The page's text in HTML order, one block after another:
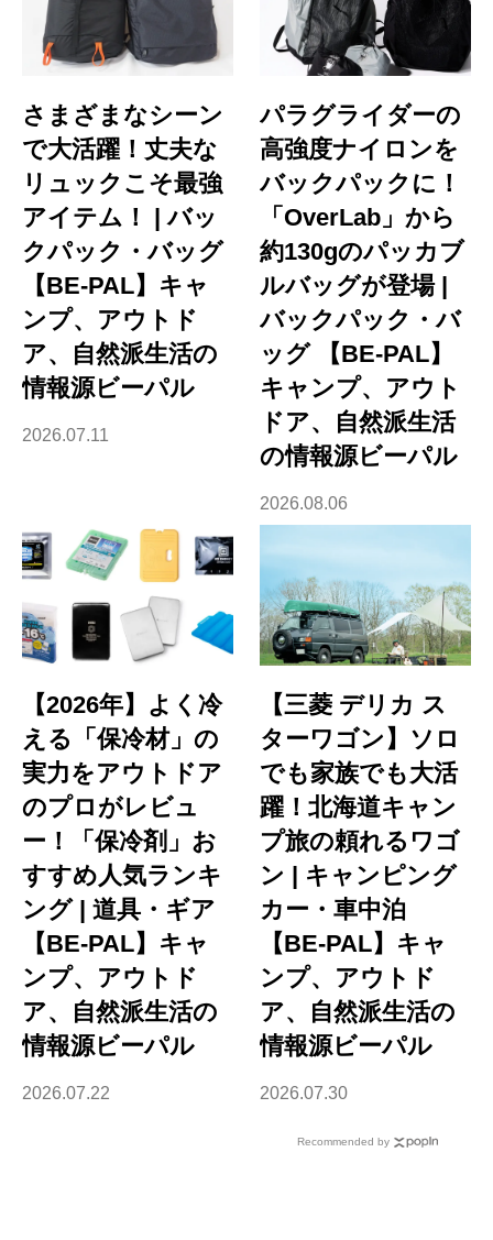
さまざまなシーン
で大活躍！丈夫な
リュックこそ最強
アイテム！ | バッ
クパック・バッグ
【BE-PAL】キャ
ンプ、アウトド
ア、自然派生活の
情報源ビーパル
2026.07.11
パラグライダーの
高強度ナイロンを
バックパックに！
「OverLab」から
約130gのパッカブ
ルバッグが登場 |
バックパック・バ
ッグ 【BE-PAL】
キャンプ、アウト
ドア、自然派生活
の情報源ビーパル
2026.08.06
【2026年】よく冷
える「保冷材」の
実力をアウトドア
のプロがレビュ
ー！「保冷剤」お
すすめ人気ランキ
ング | 道具・ギア
【BE-PAL】キャ
ンプ、アウトド
ア、自然派生活の
情報源ビーパル
2026.07.22
【三菱 デリカ ス
ターワゴン】ソロ
でも家族でも大活
躍！北海道キャン
プ旅の頼れるワゴ
ン | キャンピング
カー・車中泊
【BE-PAL】キャ
ンプ、アウトド
ア、自然派生活の
情報源ビーパル
2026.07.30
Recommended by